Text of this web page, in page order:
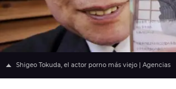
Shigeo Tokuda, el actor porno más viejo | Agencias